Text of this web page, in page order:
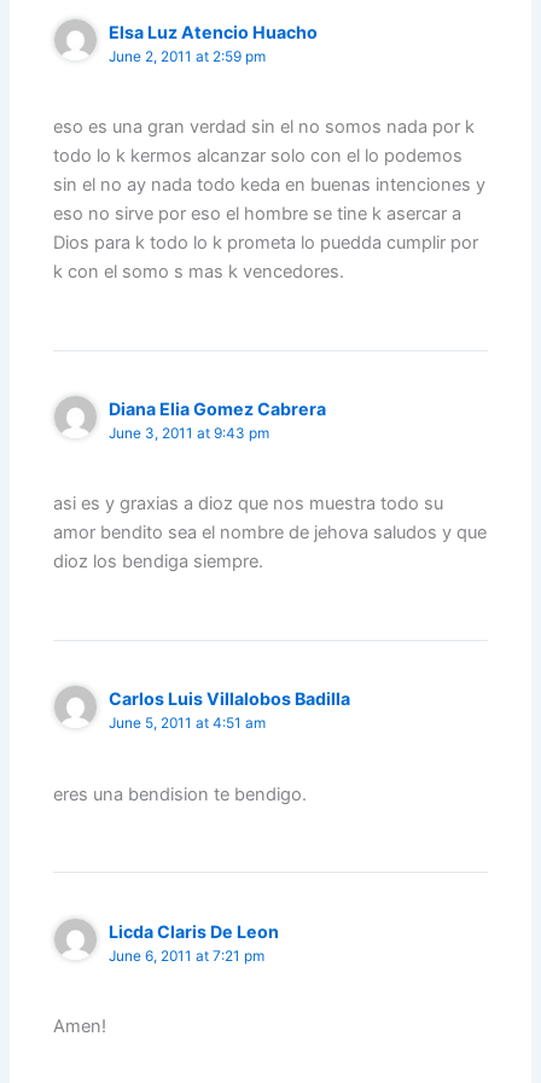
Elsa Luz Atencio Huacho
June 2, 2011 at 2:59 pm
eso es una gran verdad sin el no somos nada por k
todo lo k kermos alcanzar solo con el lo podemos
sin el no ay nada todo keda en buenas intenciones y
eso no sirve por eso el hombre se tine k asercar a
Dios para k todo lo k prometa lo puedda cumplir por
k con el somo s mas k vencedores.
Diana Elia Gomez Cabrera
June 3, 2011 at 9:43 pm
asi es y graxias a dioz que nos muestra todo su
amor bendito sea el nombre de jehova saludos y que
dioz los bendiga siempre.
Carlos Luis Villalobos Badilla
June 5, 2011 at 4:51 am
eres una bendision te bendigo.
Licda Claris De Leon
June 6, 2011 at 7:21 pm
Amen!